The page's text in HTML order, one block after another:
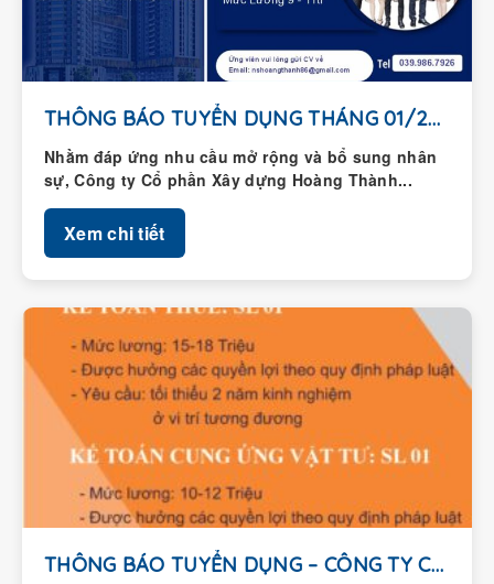
THÔNG BÁO TUYỂN DỤNG THÁNG 01/2026
Nhằm đáp ứng nhu cầu mở rộng và bổ sung nhân
sự, Công ty Cổ phần Xây dựng Hoàng Thành...
Xem chi tiết
THÔNG BÁO TUYỂN DỤNG – CÔNG TY CỔ...